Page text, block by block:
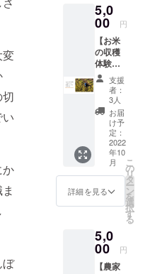
変
か
ぼ
内でき
る予定
です。
（田植
えの日
は、年
ごとの
気候で
決まる
ため、
ご希望
の日程
に添え
ない可
能性が
ありま
す。）
※詳細は
参加の
方にお
知らせ
えない
ように
作業す
るとこ
ろで、
ミズニ
ゴール
が大活
躍！ ミ
ズニ
ゴール
を使用
しての
米作
り、わ
くわく
ドキド
をご一
緒しま
しょ
う！
5,0
00 円
【お米
の収穫
体験
コー
ス】
5,000円
お米の
収穫体
験が出
来る
コース
です。
田植え
と並ん
で、ひ
そかに
ありま
す。 ミ
ズニ
ゴール
支援
者：
3人
お届
け予
定：
2022
年10
月
詳細を見る
こ
の
リ
タ
ー
ン
を
選
択
す
る
5,0
00 円
【農家